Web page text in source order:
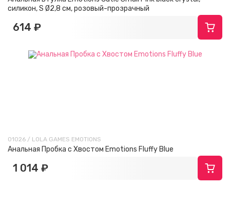
силикон, S Ø2,8 см, розовый-прозрачный
614 ₽
01026 / LOLA GAMES EMOTIONS
Анальная Пробка с Хвостом Emotions Fluffy Blue
1 014 ₽